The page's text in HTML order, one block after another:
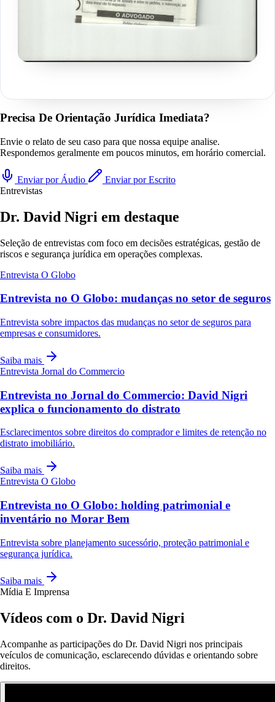
Precisa De Orientação Jurídica Imediata?
Envie o relato de seu caso para que nossa equipe analise.
Respondemos geralmente em poucos minutos, em horário comercial.
Enviar por Áudio
Enviar por Escrito
Entrevistas
Dr. David Nigri em destaque
Seleção de entrevistas com foco em decisões estratégicas, gestão de
riscos e segurança jurídica em operações complexas.
Entrevista O Globo
Entrevista no O Globo: mudanças no setor de seguros
Entrevista sobre impactos das mudanças no setor de seguros para
empresas e consumidores.
Saiba mais
Entrevista Jornal do Commercio
Entrevista no Jornal do Commercio: David Nigri
explica o funcionamento do distrato
Esclarecimentos sobre direitos do comprador e limites de retenção no
distrato imobiliário.
Saiba mais
Entrevista O Globo
Entrevista no O Globo: holding patrimonial e
inventário no Morar Bem
Entrevista sobre planejamento sucessório, proteção patrimonial e
segurança jurídica.
Saiba mais
Mídia E Imprensa
Vídeos com o Dr. David Nigri
Acompanhe as participações do Dr. David Nigri nos principais
veículos de comunicação, esclarecendo dúvidas e orientando sobre
direitos.